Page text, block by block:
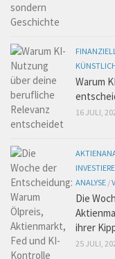
Warum
16 JULI,
ANALYSE /
Die
ihrer
25 JULI,